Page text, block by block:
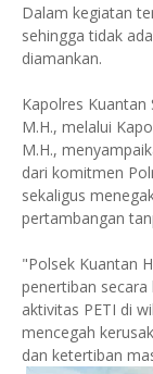
Dalam kegiatan
sehingga tidak
diamankan.
Kapolres Kuantan
M.H., melalui
M.H.,
dari komitmen
sekaligus
pertambangan
"Polsek Kuantan
penertiban
aktivitas PETI di
mencegah
dan ketertiban